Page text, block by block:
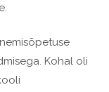
Kohal oli